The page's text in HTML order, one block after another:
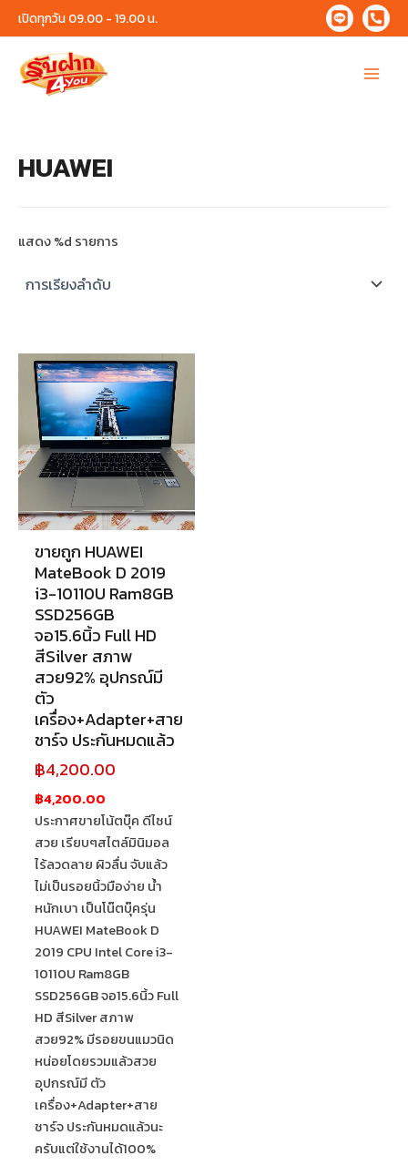
Skip
to
content
เปิดทุกวัน 09.00 - 19.00 น.
Main
HUAWEI
แสดง %d รายการ
ขายถูก HUAWEI
MateBook D 2019
i3-10110U Ram8GB
SSD256GB
จอ15.6นิ้ว Full HD
สีSilver สภาพ
สวย92% อุปกรณ์มี
ตัว
เครื่อง+Adapter+สาย
ชาร์จ ประกันหมดแล้ว
฿4,200.00
฿4,200.00
ประกาศขายโน้ตบุ๊ค ดีไซน์
สวย เรียบๆสไตล์มินิมอล
ไร้ลวดลาย ผิวลื่น จับแล้ว
ไม่เป็นรอยนิ้วมือง่าย น้ำ
หนักเบา เป็นโน๊ตบุ๊ครุ่น
HUAWEI MateBook D
2019 CPU Intel Core i3-
10110U Ram8GB
SSD256GB จอ15.6นิ้ว Full
HD สีSilver สภาพ
สวย92% มีรอยขนแมวนิด
หน่อยโดยรวมแล้วสวย
อุปกรณ์มี ตัว
เครื่อง+Adapter+สาย
ชาร์จ ประกันหมดแล้วนะ
ครับแต่ใช้งานได้100%